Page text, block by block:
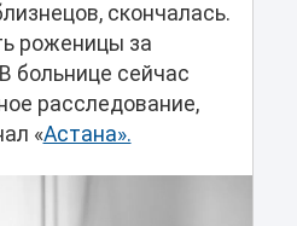
скончалась.
роженицы за
больнице сейчас
расследование,
«Астана».